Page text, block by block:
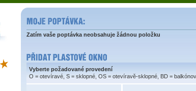
Zatím vaše poptávka neobsahuje žádnou položku
Vyberte požadované provedení
O = otevíravé, S = sklopné, OS = otevíravě-sklopné, BD =